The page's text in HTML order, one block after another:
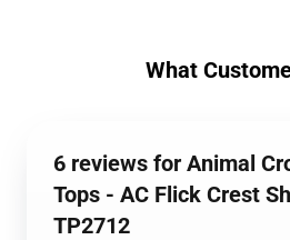
What
6 reviews for Animal
Tops - AC Flick Crest
TP2712